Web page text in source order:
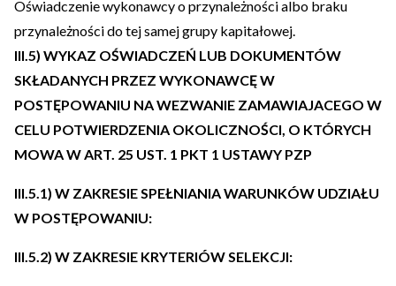
Oświadczenie wykonawcy o przynależności albo braku
przynależności do tej samej grupy kapitałowej.
III.5) WYKAZ OŚWIADCZEŃ LUB DOKUMENTÓW
SKŁADANYCH PRZEZ WYKONAWCĘ W
POSTĘPOWANIU NA WEZWANIE ZAMAWIAJACEGO W
CELU POTWIERDZENIA OKOLICZNOŚCI, O KTÓRYCH
MOWA W ART. 25 UST. 1 PKT 1 USTAWY PZP
III.5.1) W ZAKRESIE SPEŁNIANIA WARUNKÓW UDZIAŁU
W POSTĘPOWANIU:
III.5.2) W ZAKRESIE KRYTERIÓW SELEKCJI: